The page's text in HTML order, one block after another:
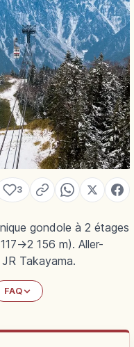
3
gondole à 2 étages
156 m). Aller-
Takayama.
FAQ